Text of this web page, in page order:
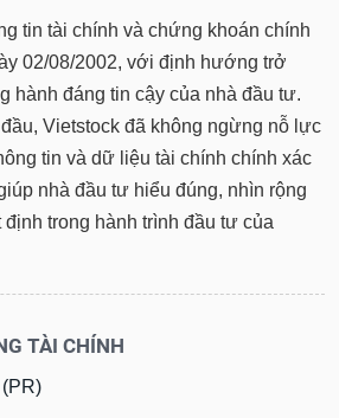
tin tài chính và chứng khoán chính
02/08/2002, với định hướng trở
hành đáng tin cậy của nhà đầu tư.
Vietstock đã không ngừng nỗ lực
tin và dữ liệu tài chính chính xác
nhà đầu tư hiểu đúng, nhìn rộng
trong hành trình đầu tư của
TÀI CHÍNH